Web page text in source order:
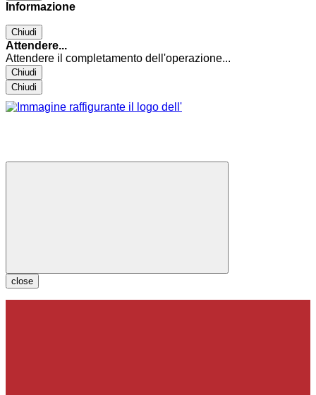
Informazione
Chiudi
Attendere...
Attendere il completamento dell'operazione...
Chiudi
Chiudi
close